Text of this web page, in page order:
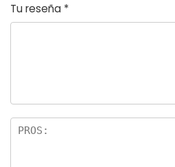
Tu reseña *